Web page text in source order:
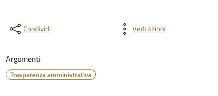
Condividi Vedi azioni
Argomenti
Trasparenza amministrativa